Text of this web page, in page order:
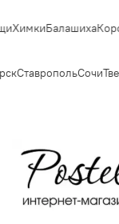
ХимкиБалашиха
СтавропольСочи